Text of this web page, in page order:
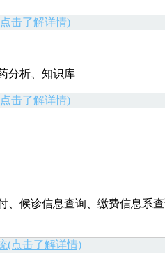
击了解详情)
分析、知识库
击了解详情)
候诊信息查询、缴费信息系
(点击了解详情)